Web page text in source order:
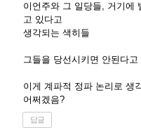
이언주와 그 일당들, 거기에
고 있다고
생각되는 색히들
그들을 당선시키면 안된다
이게 계파적 정파 논리로 생
어쩌겠음?
답글